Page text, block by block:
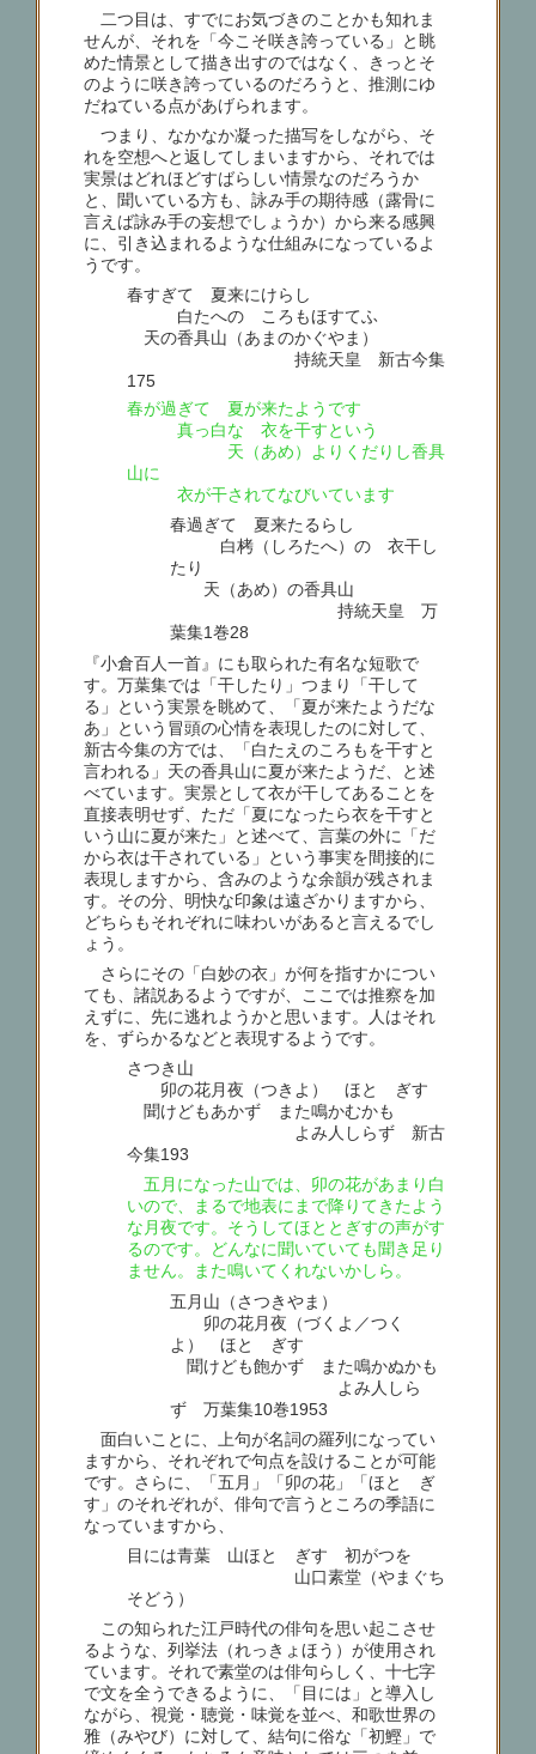
二つ目は、すでにお気づきのことかも知れま
せんが、それを「今こそ咲き誇っている」と眺
めた情景として描き出すのではなく、きっとそ
のように咲き誇っているのだろうと、推測にゆ
だねている点があげられます。
つまり、なかなか凝った描写をしながら、そ
れを空想へと返してしまいますから、それでは
実景はどれほどすばらしい情景なのだろうか
と、聞いている方も、詠み手の期待感（露骨に
言えば詠み手の妄想でしょうか）から来る感興
に、引き込まれるような仕組みになっているよ
うです。
春すぎて 夏来にけらし
白たへの ころもほすてふ
天の香具山（あまのかぐやま）
持統天皇 新古今集
175
春が過ぎて 夏が来たようです
真っ白な 衣を干すという
天（あめ）よりくだりし香具
山に
衣が干されてなびいています
春過ぎて 夏来たるらし
白栲（しろたへ）の 衣干し
たり
天（あめ）の香具山
持統天皇 万
葉集1巻28
『小倉百人一首』にも取られた有名な短歌で
す。万葉集では「干したり」つまり「干して
る」という実景を眺めて、「夏が来たようだな
あ」という冒頭の心情を表現したのに対して、
新古今集の方では、「白たえのころもを干すと
言われる」天の香具山に夏が来たようだ、と述
べています。実景として衣が干してあることを
直接表明せず、ただ「夏になったら衣を干すと
いう山に夏が来た」と述べて、言葉の外に「だ
から衣は干されている」という事実を間接的に
表現しますから、含みのような余韻が残されま
す。その分、明快な印象は遠ざかりますから、
どちらもそれぞれに味わいがあると言えるでし
ょう。
さらにその「白妙の衣」が何を指すかについ
ても、諸説あるようですが、ここでは推察を加
えずに、先に逃れようかと思います。人はそれ
を、ずらかるなどと表現するようです。
さつき山
卯の花月夜（つきよ） ほとゝぎす
聞けどもあかず また鳴かむかも
よみ人しらず 新古
今集193
五月になった山では、卯の花があまり白
いので、まるで地表にまで降りてきたよう
な月夜です。そうしてほととぎすの声がす
るのです。どんなに聞いていても聞き足り
ません。また鳴いてくれないかしら。
五月山（さつきやま）
卯の花月夜（づくよ／つく
よ） ほとゝぎす
聞けども飽かず また鳴かぬかも
よみ人しら
ず 万葉集10巻1953
面白いことに、上句が名詞の羅列になってい
ますから、それぞれで句点を設けることが可能
です。さらに、「五月」「卯の花」「ほとゝぎ
す」のそれぞれが、俳句で言うところの季語に
なっていますから、
目には青葉 山ほとゝぎす 初がつを
山口素堂（やまぐち
そどう）
この知られた江戸時代の俳句を思い起こさせ
るような、列挙法（れっきょほう）が使用され
ています。それで素堂のは俳句らしく、十七字
で文を全うできるように、「目には」と導入し
ながら、視覚・聴覚・味覚を並べ、和歌世界の
雅（みやび）に対して、結句に俗な「初鰹」で